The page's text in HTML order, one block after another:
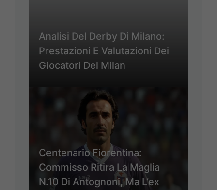
Analisi Del Derby Di Milano:
Prestazioni E Valutazioni Dei
Giocatori Del Milan
Centenario Fiorentina:
Commisso Ritira La Maglia
N.10 Di Antognoni, Ma L’ex